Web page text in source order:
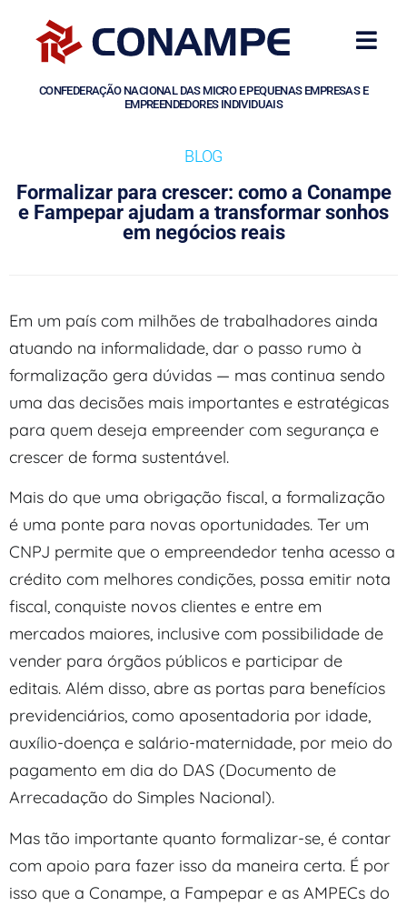
CONFEDERAÇÃO NACIONAL DAS MICRO E PEQUENAS EMPRESAS E
EMPREENDEDORES INDIVIDUAIS
BLOG
Formalizar para crescer: como a Conampe
e Fampepar ajudam a transformar sonhos
em negócios reais
Em um país com milhões de trabalhadores ainda
atuando na informalidade, dar o passo rumo à
formalização gera dúvidas — mas continua sendo
uma das decisões mais importantes e estratégicas
para quem deseja empreender com segurança e
crescer de forma sustentável.
Mais do que uma obrigação fiscal, a formalização
é uma ponte para novas oportunidades. Ter um
CNPJ permite que o empreendedor tenha acesso a
crédito com melhores condições, possa emitir nota
fiscal, conquiste novos clientes e entre em
mercados maiores, inclusive com possibilidade de
vender para órgãos públicos e participar de
editais. Além disso, abre as portas para benefícios
previdenciários, como aposentadoria por idade,
auxílio-doença e salário-maternidade, por meio do
pagamento em dia do DAS (Documento de
Arrecadação do Simples Nacional).
Mas tão importante quanto formalizar-se, é contar
com apoio para fazer isso da maneira certa. É por
isso que a Conampe, a Fampepar e as AMPECs do